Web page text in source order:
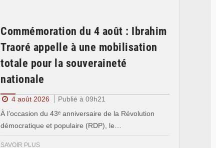
Commémoration du 4 août : Ibrahim
Traoré appelle à une mobilisation
totale pour la souveraineté
nationale
4 août 2026
Publié à 09h21
À l’occasion du 43ᵉ anniversaire de la Révolution
démocratique et populaire (RDP), le…
SAVOIR PLUS